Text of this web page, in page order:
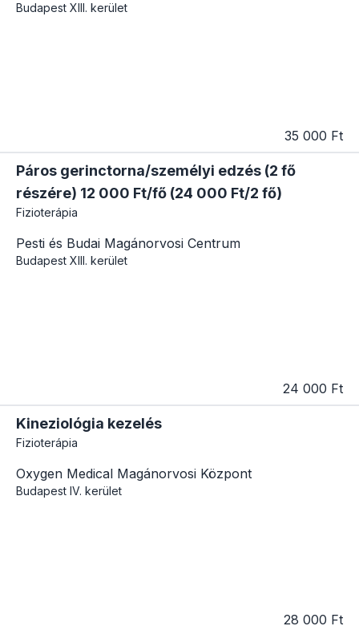
Budapest XIII. kerület
35 000 Ft
Páros gerinctorna/személyi edzés (2 fő
részére) 12 000 Ft/fő (24 000 Ft/2 fő)
Fizioterápia
Pesti és Budai Magánorvosi Centrum
Budapest XIII. kerület
24 000 Ft
Kineziológia kezelés
Fizioterápia
Oxygen Medical Magánorvosi Központ
Budapest IV. kerület
28 000 Ft